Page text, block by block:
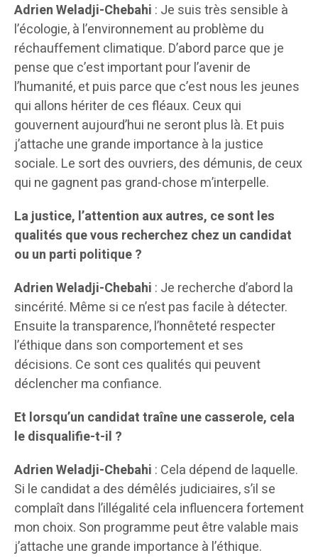
Adrien Weladji-Chebahi : Je suis très sensible à
l’écologie, à l’environnement au problème du
réchauffement climatique. D’abord parce que je
pense que c’est important pour l’avenir de
l’humanité, et puis parce que c’est nous les jeunes
qui allons hériter de ces fléaux. Ceux qui
gouvernent aujourd’hui ne seront plus là. Et puis
j’attache une grande importance à la justice
sociale. Le sort des ouvriers, des démunis, de ceux
qui ne gagnent pas grand-chose m’interpelle.
La justice, l’attention aux autres, ce sont les
qualités que vous recherchez chez un candidat
ou un parti politique ?
Adrien Weladji-Chebahi : Je recherche d’abord la
sincérité. Même si ce n’est pas facile à détecter.
Ensuite la transparence, l’honnêteté respecter
l’éthique dans son comportement et ses
décisions. Ce sont ces qualités qui peuvent
déclencher ma confiance.
Et lorsqu’un candidat traîne une casserole, cela
le disqualifie-t-il ?
Adrien Weladji-Chebahi : Cela dépend de laquelle.
Si le candidat a des démêlés judiciaires, s’il se
complaît dans l’illégalité cela influencera fortement
mon choix. Son programme peut être valable mais
j’attache une grande importance à l’éthique.